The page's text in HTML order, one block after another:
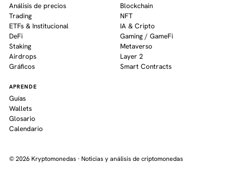
Análisis de precios
Trading
ETFs & Institucional
DeFi
Staking
Airdrops
Gráficos
Blockchain
NFT
IA & Cripto
Gaming / GameFi
Metaverso
Layer 2
Smart Contracts
APRENDE
Guías
Wallets
Glosario
Calendario
© 2026 Kryptomonedas · Noticias y análisis de criptomonedas